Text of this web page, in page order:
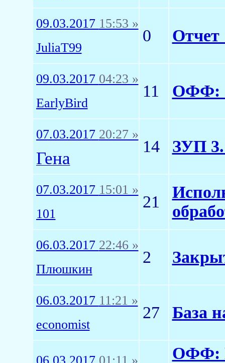
09.03.2017 15:53 »
JuliaT99
0 Отчет
09.03.2017 04:23 »
EarlyBird
11 ОФФ:
07.03.2017 20:27 »
Гена
14 ЗУП
07.03.2017 15:01 »
101
21
06.03.2017 22:46 »
Плюшкин
2
06.03.2017 11:21 »
economist
27 База
ОФФ: